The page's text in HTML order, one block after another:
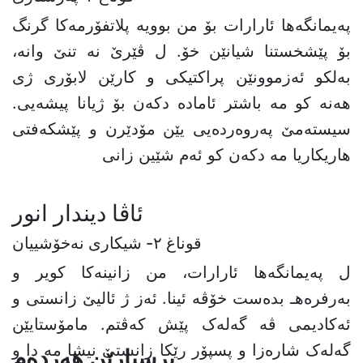
پەیمانگەها ئارارات بۆ من بوویە پلاتفۆرمەکا گرنگ
بۆ پێشخستنا شیانێن خۆ. ل ڤێرێ نە تنێ وانە،
بەلکو ئەزموونێن پراکتیکی و کارێن لابۆری ژی
هەنە کو مە باشتر ئامادە دکەن بۆ ژیانا پیشەیی.
سیستەمێ پەروەردەیی یێن مۆدێرن و پێشکەفتی
هاریکاریا مە دکەن کو ئەم شێین زانی
ئاڤا ديندار انور
قوناغ ٢- شیکارى نەخۆشییان
ل پەیمانگەها ئارارات، من زانینەکا کویر و
بەرفرەهـ بدەست خۆڤە ئینا. ئەز ژ ئالیێ زانستی و
ئەکادیمی ڤە گەلەک پێش کەڤتم. مامۆستایێن
گەلەک شارەزا و پسپۆر رێکا زانستێ نیشا مە دا و